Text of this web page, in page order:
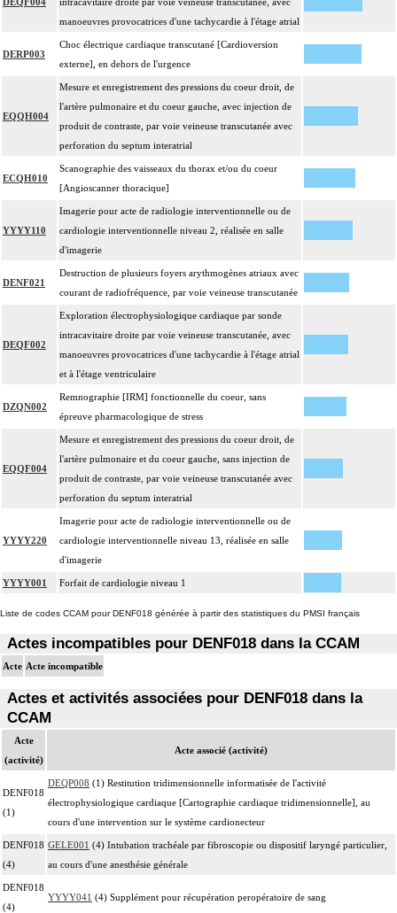
manoeuvres provocatrices d'une tachycardie à l'étage atrial
DERP003
Choc électrique cardiaque transcutané [Cardioversion
externe], en dehors de l'urgence
EQQH004
Mesure et enregistrement des pressions du coeur droit, de
l'artère pulmonaire et du coeur gauche, avec injection de
produit de contraste, par voie veineuse transcutanée avec
perforation du septum interatrial
ECQH010
Scanographie des vaisseaux du thorax et/ou du coeur
[Angioscanner thoracique]
YYYY110
Imagerie pour acte de radiologie interventionnelle ou de
cardiologie interventionnelle niveau 2, réalisée en salle
d'imagerie
DENF021
Destruction de plusieurs foyers arythmogènes atriaux avec
courant de radiofréquence, par voie veineuse transcutanée
DEQF002
Exploration électrophysiologique cardiaque par sonde
intracavitaire droite par voie veineuse transcutanée, avec
manoeuvres provocatrices d'une tachycardie à l'étage atrial
et à l'étage ventriculaire
DZQN002
Remnographie [IRM] fonctionnelle du coeur, sans
épreuve pharmacologique de stress
EQQF004
Mesure et enregistrement des pressions du coeur droit, de
l'artère pulmonaire et du coeur gauche, sans injection de
produit de contraste, par voie veineuse transcutanée avec
perforation du septum interatrial
YYYY220
Imagerie pour acte de radiologie interventionnelle ou de
cardiologie interventionnelle niveau 13, réalisée en salle
d'imagerie
YYYY001 Forfait de cardiologie niveau 1
Liste de codes CCAM pour DENF018 générée à partir des statistiques du PMSI français
Actes incompatibles pour DENF018 dans la CCAM
Acte Acte incompatible
Actes et activités associées pour DENF018 dans la
CCAM
Acte
(activité)
Acte associé (activité)
DENF018
(1)
DEQP008 (1) Restitution tridimensionnelle informatisée de l'activité
électrophysiologique cardiaque [Cartographie cardiaque tridimensionnelle], au
cours d'une intervention sur le système cardionecteur
DENF018
(4)
GELE001 (4) Intubation trachéale par fibroscopie ou dispositif laryngé particulier,
au cours d'une anesthésie générale
DENF018
(4)
YYYY041 (4) Supplément pour récupération peropératoire de sang